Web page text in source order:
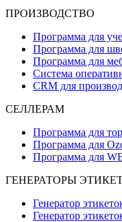
ПРОИЗВОДСТВО
Программа для
Программа для
Программа для
Система
CRM для
СЕЛЛЕРАМ
Программа для
Программа для
Программа для
ГЕНЕРАТОРЫ
Генератор
Генератор